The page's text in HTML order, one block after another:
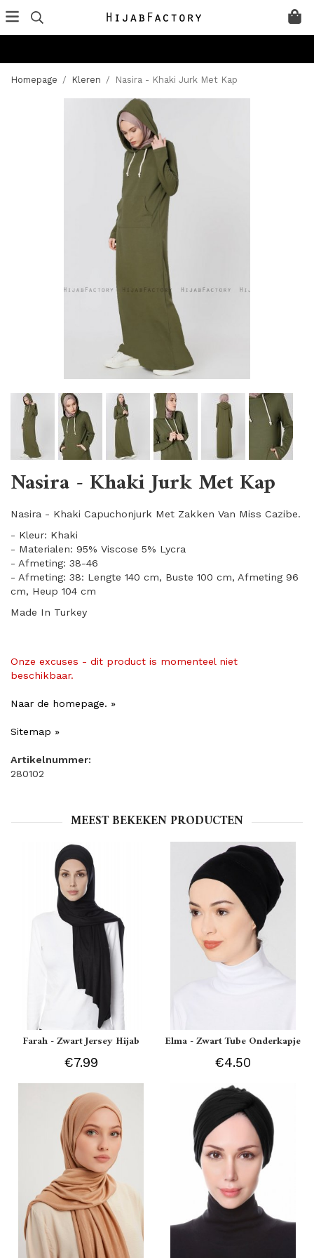
Homepage / Kleren / Nasira - Khaki Jurk Met Kap
Nasira - Khaki Jurk Met Kap
Nasira - Khaki Capuchonjurk Met Zakken Van Miss Cazibe.
- Kleur: Khaki
- Materialen: 95% Viscose 5% Lycra
- Afmeting: 38-46
- Afmeting: 38: Lengte 140 cm, Buste 100 cm, Afmeting 96
cm, Heup 104 cm
Made In Turkey
Onze excuses - dit product is momenteel niet
beschikbaar.
Naar de homepage. »
Sitemap »
Artikelnummer:
280102
MEEST BEKEKEN PRODUCTEN
Farah - Zwart Jersey Hijab
€7.99
Elma - Zwart Tube Onderkapje
€4.50